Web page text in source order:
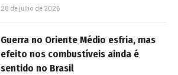
28 de julho de 2026
Guerra no Oriente Médio esfria, mas
efeito nos combustíveis ainda é
sentido no Brasil